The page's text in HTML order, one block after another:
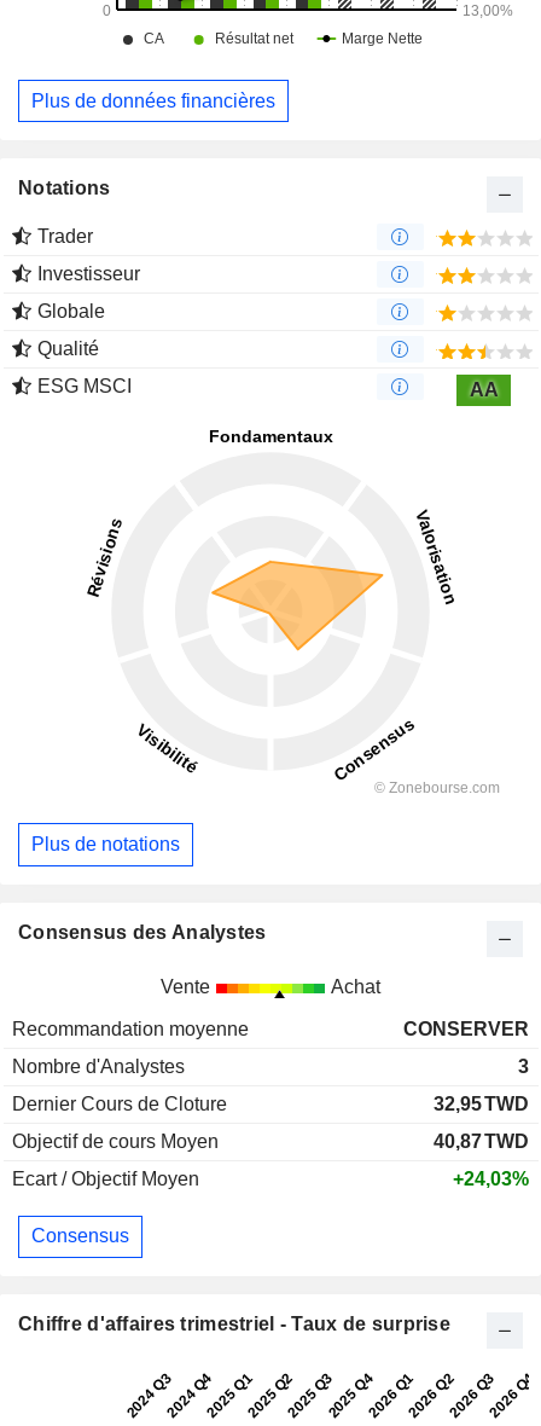
Plus de données financières
Notations
Trader
Investisseur
Globale
Qualité
ESG MSCI
AA
Plus de notations
Consensus des Analystes
Vente Achat
Recommandation moyenne
CONSERVER
Nombre d'Analystes
3
Dernier Cours de Cloture
32,95TWD
Objectif de cours Moyen
40,87TWD
Ecart / Objectif Moyen
+24,03%
Consensus
Chiffre d'affaires trimestriel - Taux de surprise